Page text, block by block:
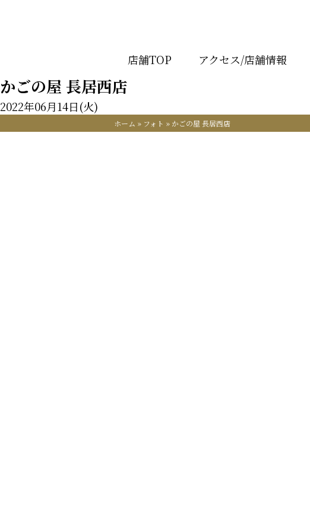
店舗TOP アクセス/店舗情報
かごの屋 長居西店
2022年06月14日(火)
ホーム » フォト » かごの屋 長居西店